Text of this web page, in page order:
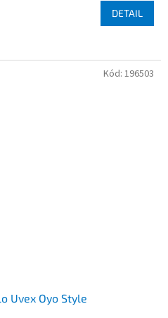
DETAIL
Uvex Oyo Style
Kód: 196503